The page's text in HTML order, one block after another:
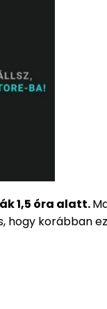
1,5 óra alatt.
hogy korábban